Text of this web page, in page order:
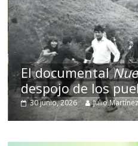
El documental
despojo de los
30 junio, 2026 Julio